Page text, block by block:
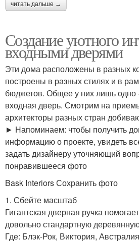
читать дальше →
Создание уютного
входными дверями
Эти дома расположены в разных
построены в разных стилях и в
бюджетов. Общее у них лишь
входная дверь. Смотрим на
архитекторы разных стран
► Напоминаем: чтобы получить
информацию о проекте, увидеть
задать дизайнеру уточняющий
понравившееся фото
Bask Interiors Сохранить фото
1. Сбейте масштаб
Гигантская дверная ручка
довольно стандартную
Где: Блэк-Рок, Виктория, Австралия